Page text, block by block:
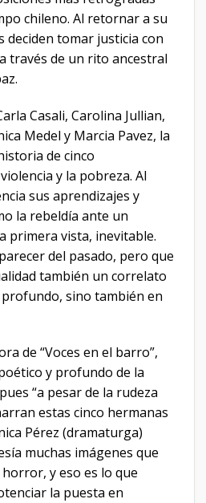
chileno. Al retornar a su
deciden tomar justicia con
través de un rito ancestral
Casali, Carolina Jullian,
Medel y Marcia Pavez, la
de cinco
y la pobreza. Al
sus aprendizajes y
la rebeldía ante un
primera vista, inevitable.
del pasado, pero que
también un correlato
sino también en
de “Voces en el barro”,
y profundo de la
“a pesar de la rudeza
estas cinco hermanas
Pérez (dramaturga)
muchas imágenes que
y eso es lo que
la puesta en